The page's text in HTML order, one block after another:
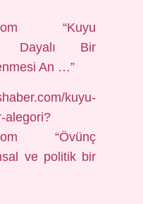
“Kuyu
Dayalı Bir
An …”
kuyu-
alegori?
“Övünç
ve politik bir